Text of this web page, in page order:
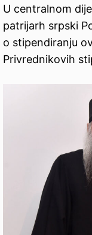
U centralnom
patrijarh srpski
o stipendiranju
Privrednikovih